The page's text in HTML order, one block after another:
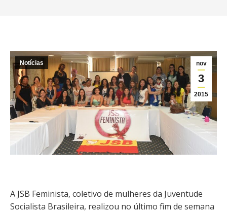
nov
3
2015
Notícias
A JSB Feminista, coletivo de mulheres da Juventude
Socialista Brasileira, realizou no último fim de semana